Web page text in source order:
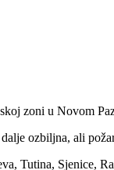
zoni u Novom
ozbiljna, ali
Tutina, Sjenice,